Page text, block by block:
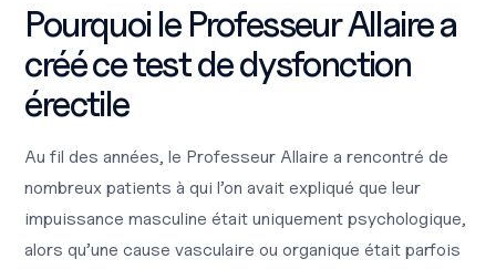
Pourquoi le Professeur Allaire a
créé ce test de dysfonction
érectile
Au fil des années, le Professeur Allaire a rencontré de
nombreux patients à qui l’on avait expliqué que leur
impuissance masculine était uniquement psychologique,
alors qu’une cause vasculaire ou organique était parfois